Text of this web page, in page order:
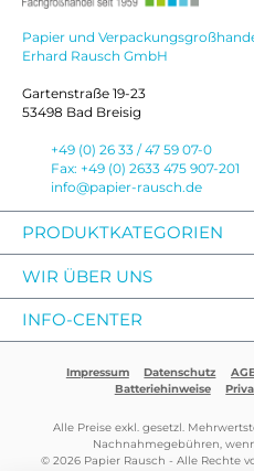
Papier und
Erhard Rausch GmbH
Gartenstraße 19-23
53498 Bad Breisig
+49 (0) 26 33 / 47 59 07-0
Fax: +49 (0) 2633 475 907-201
info@papier-rausch.de
PRODUKTKATEGORIEN
WIR ÜBER UNS
INFO-CENTER
Impressum Datenschutz
Batteriehinweise
Alle Preise exkl. gesetzl.
Nachnahmegebühren,
© 2026 Papier Rausch - Alle Rechte